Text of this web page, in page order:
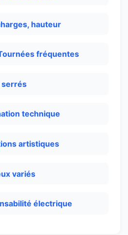
hauteur
fréquentes
serrés
technique
artistiques
variés
électrique